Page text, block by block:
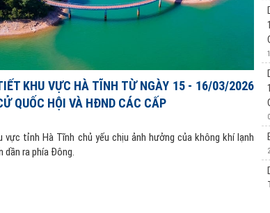
KHU VỰC HÀ TĨNH TỪ NGÀY 15 - 16/03/2026
QUỐC HỘI VÀ HĐND CÁC CẤP
vực tỉnh Hà Tĩnh chủ yếu chịu ảnh hưởng của không khí lạnh
dần ra phía Đông.